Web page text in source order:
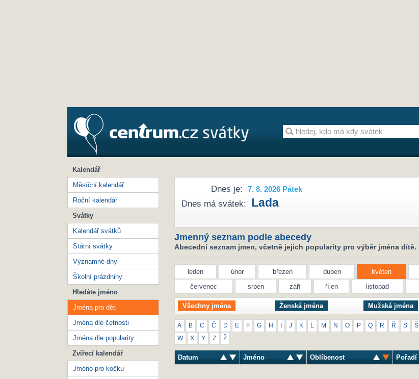
Dnes je: 7. 8. 2026 Pátek
Dnes má svátek: Lada
Jmenný seznam podle abecedy
Abecední seznam jmen, včetně jejich popularity pro výběr jména dítě.
leden únor březen duben květen
červenec
srpen září říjen listopad
Všechny jména Ženská jména Mužská jména
A B C Č D E F G H J K M N O P Q R Ř S Š
W X Y Z Ž
Datum Jméno Oblíbenost Pořadí
Kalendář
Měsíční kalendář
Roční kalendář
Svátky
Kalendář svátků
Státní svátky
Významné dny
Školní prázdniny
Hledáte jméno
Jména pro děti
Jména dle četnosti
Jména dle popularity
Zvířecí kalendář
Jméno pro kočku